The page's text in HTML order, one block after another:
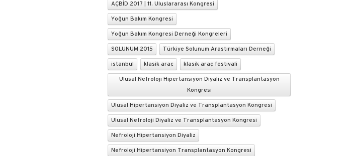
AÇBİD 2017 | 11. Uluslararası Kongresi
Yoğun Bakım Kongresi
Yoğun Bakım Kongresi Derneği Kongreleri
SOLUNUM 2015 Türkiye Solunum Araştırmaları Derneği
istanbul klasik araç klasik araç festivali
Ulusal Nefroloji Hipertansiyon Diyaliz ve Transplantasyon
Kongresi
Ulusal Hipertansiyon Diyaliz ve Transplantasyon Kongresi
Ulusal Nefroloji Diyaliz ve Transplantasyon Kongresi
Nefroloji Hipertansiyon Diyaliz
Nefroloji Hipertansiyon Transplantasyon Kongresi